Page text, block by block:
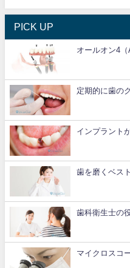
PICK UP
オールオン4（
定期的に歯の
インプラント
歯を磨くベス
歯科衛生士の
マイクロスコ